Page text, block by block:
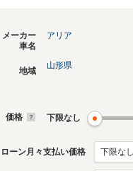
メーカー
車名
アリア
地域
山形県
価格 下限なし
ローン月々支払い価格